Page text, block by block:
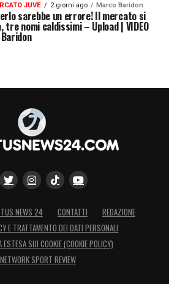
JUVE 2 giorni ago Marco Baridon
sarebbe un errore! Il mercato si
tre nomi caldissimi – Upload | VIDEO
NEWS 24 CONTATTI
REDAZIONE
E TRATTAMENTO DEI DATI PERSONALI
ESTESA SUI COOKIE (COOKIE POLICY)
NETWORK SPORT REVIEW